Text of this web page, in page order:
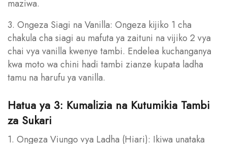
maziwa.
3. Ongeza Siagi na Vanilla: Ongeza kijiko 1 cha
chakula cha siagi au mafuta ya zaituni na vijiko 2 vya
chai vya vanilla kwenye tambi. Endelea kuchanganya
kwa moto wa chini hadi tambi zianze kupata ladha
tamu na harufu ya vanilla.
Hatua ya 3: Kumalizia na Kutumikia Tambi
za Sukari
1. Ongeza Viungo vya Ladha (Hiari): Ikiwa unataka